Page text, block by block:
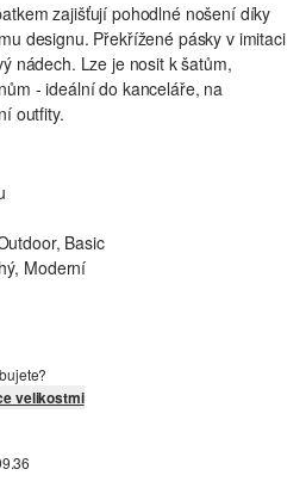
zajišťují pohodlné nošení díky
designu. Překřížené pásky v imitaci
nádech. Lze je nosit k šatům,
- ideální do kanceláře, na
outfity.
Basic
Moderní
velikostmi